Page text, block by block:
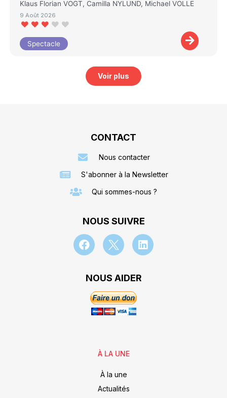
Klaus Florian VOGT, Camilla NYLUND, Michael VOLLE
9 Août 2026
Spectacle
Voir plus
CONTACT
Nous contacter
S'abonner à la Newsletter
Qui sommes-nous ?
NOUS SUIVRE
NOUS AIDER
À LA UNE
À la une
Actualités